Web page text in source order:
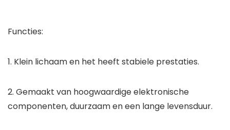
Functies:
1. Klein lichaam en het heeft stabiele prestaties.
2. Gemaakt van hoogwaardige elektronische
componenten, duurzaam en een lange levensduur.